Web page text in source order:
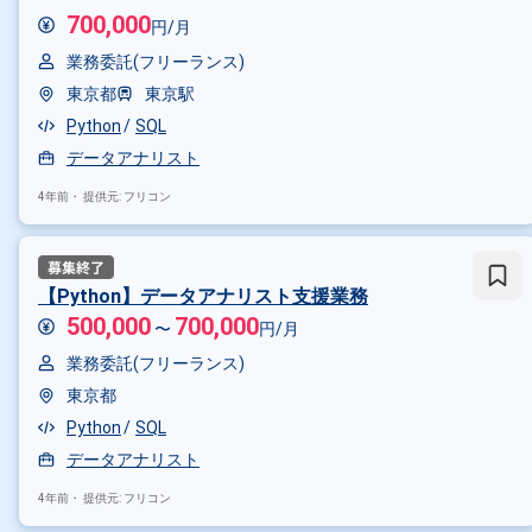
700,000円/月
業務委託(フリーランス)
東京都
東京駅
Python
SQL
データアナリスト
4年前・ 提供元: フリコン
【Python】データアナリスト支援業務
500,000 〜 700,000円/月
業務委託(フリーランス)
東京都
Python
SQL
データアナリスト
4年前・ 提供元: フリコン